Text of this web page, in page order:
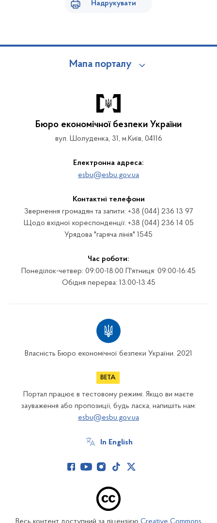
Надрукувати
Мапа порталу
Бюро економічної безпеки України
вул. Шолуденка, 31, м.Київ, 04116
Електронна адреса:
esbu@esbu.gov.ua
Контактні телефони
Звернення громадян та запити: +38 (044) 236 13 97
Щодо вхідної кореспонденції: +38 (044) 236 14 05
Урядова "гаряча лінія" 1545
Час роботи:
Понеділок-четвер: 09:00-18:00 П'ятниця: 09:00-16:45
Обідня перерва: 13:00-13:45
Власність Бюро економічної безпеки України. 2021
Портал працює в тестовому режимі. Якщо ви маєте
зауваження або пропозиції, будь ласка, напишіть нам:
esbu@esbu.gov.ua
In English